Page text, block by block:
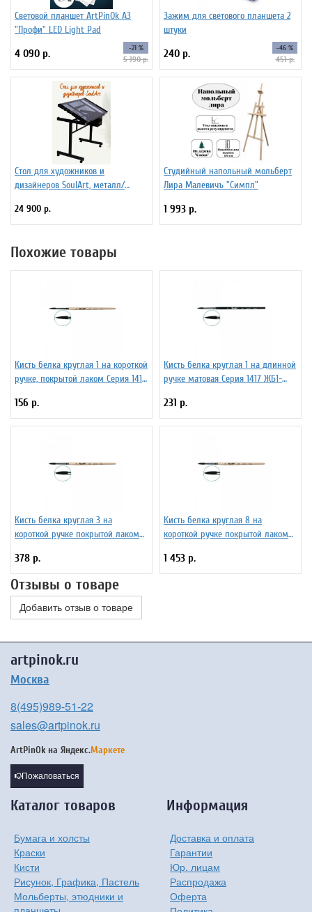
Световой планшет ArtPinOk А3
"Профи" LED Light Pad
4 090 р. -21 %
5 190 р.
Зажим для светового планшета 2
штуки
240 р. -46 %
451 р.
Стол для художников и
дизайнеров SoulArt, металл/
24 900 р.
Студийный напольный мольберт
Лира Малевичъ "Симпл"
1 993 р.
Похожие товары
Кисть белка круглая 1 на короткой
ручке, покрытой лаком Серия 1410
156 р.
Кисть белка круглая 1 на длинной
ручке матовая Серия 1417 ЖБ1-
231 р.
Кисть белка круглая 3 на
короткой ручке покрытой лаком
378 р.
Кисть белка круглая 8 на
короткой ручке покрытой лаком
1 453 р.
Отзывы о товаре
Добавить отзыв о товаре
artpinok.ru
Москва
8(495)989-51-22
sales@artpinok.ru
ArtPinOk на Яндекс.Маркете
Пожаловаться
Каталог товаров
Бумага и холсты
Краски
Кисти
Рисунок, Графика, Пастель
Мольберты, этюдники и
Информация
Доставка и оплата
Гарантии
Юр. лицам
Распродажа
Оферта